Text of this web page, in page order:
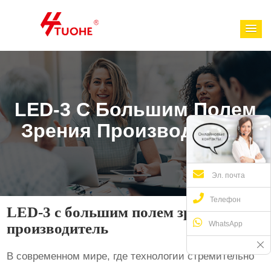
LED-3 С Большим Полем
Зрения Производитель
LED-3 с большим полем зрения
производитель
В современном мире, где технологии стремительно
Эл. почта
Телефон
WhatsApp